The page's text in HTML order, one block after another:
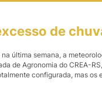
de
última semana, a
de Agronomia do CREA-
configurada, mas